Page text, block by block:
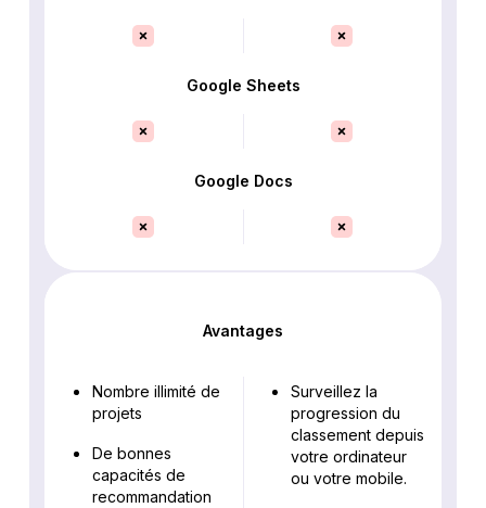
Google Sheets
Google Docs
Avantages
Nombre illimité de
projets
De bonnes
capacités de
recommandation
Surveillez la
progression du
classement depuis
votre ordinateur
ou votre mobile.